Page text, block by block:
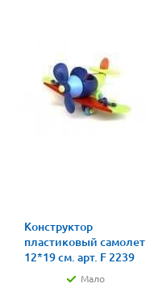
Конструктор
пластиковый самолет
12*19 см. арт. F 2239
Мало